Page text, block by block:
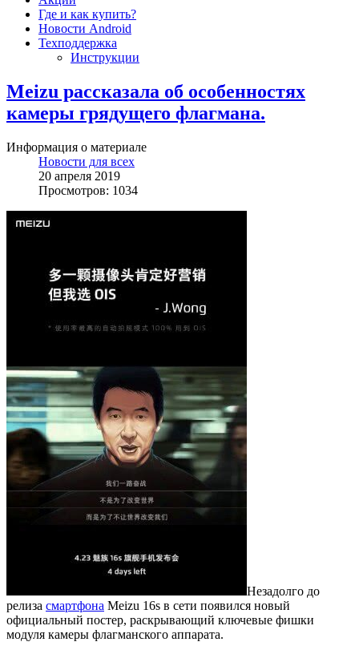
Где и как купить?
Новости Android
Техподдержка
Инструкции
Meizu рассказала об особенностях
камеры грядущего флагмана.
Информация о материале
Новости для всех
20 апреля 2019
Просмотров: 1034
Незадолго до
релиза смартфона Meizu 16s в сети появился новый
официальный постер, раскрывающий ключевые фишки
модуля камеры флагманского аппарата.